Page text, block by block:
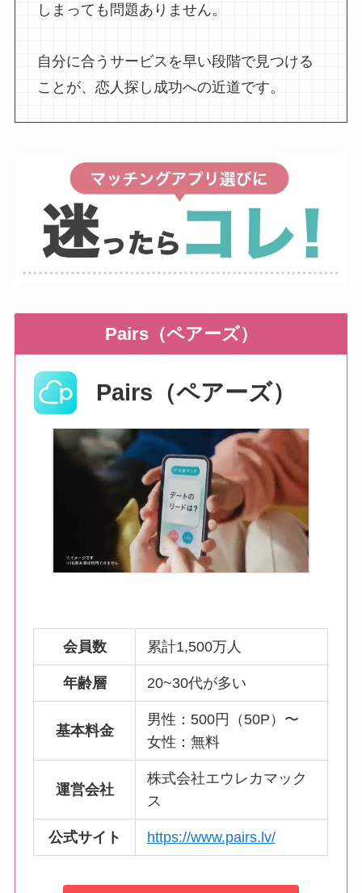
しまっても問題ありません。
自分に合うサービスを早い段階で見つける
ことが、恋人探し成功への近道です。
Pairs（ペアーズ）
Pairs（ペアーズ）
会員数 累計1,500万人
年齢層 20~30代が多い
基本料金
男性：500円（50P）〜
女性：無料
運営会社
株式会社エウレカマック
ス
公式サイト https://www.pairs.lv/